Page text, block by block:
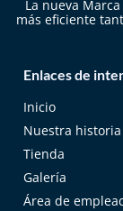
La nueva
más eficiente
Enlaces de
Inicio
Nuestra historia
Tienda
Galería
Área de